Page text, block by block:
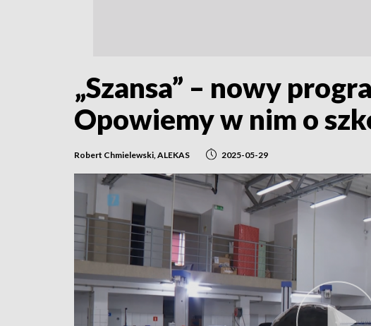
„Szansa” – nowy
Opowiemy w nim o
Robert Chmielewski, ALEKAS 2025-05-29